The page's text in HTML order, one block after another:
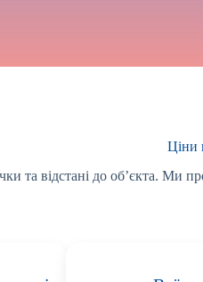
Ціни
та відстані до об’єкта.